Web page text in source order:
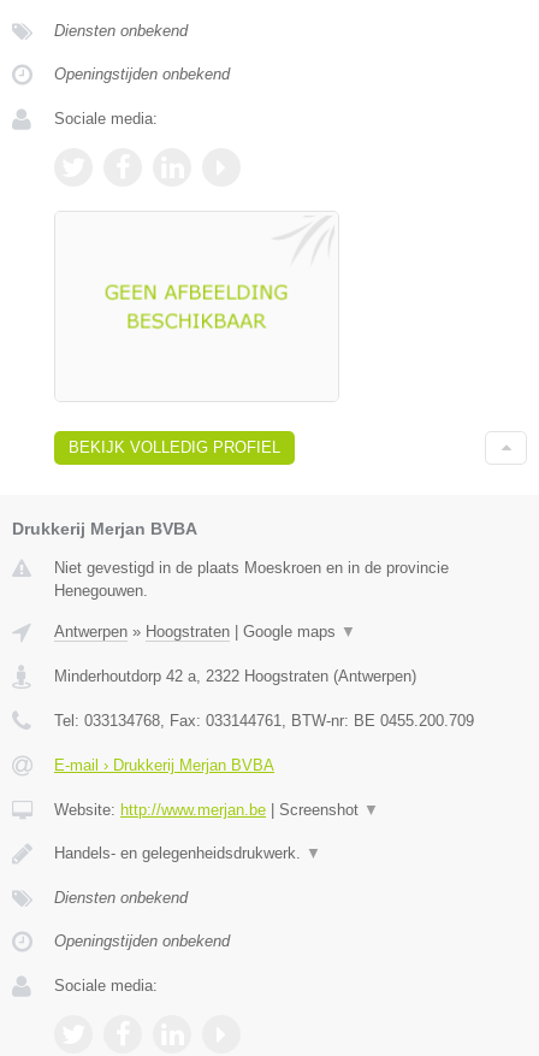
Diensten onbekend
Openingstijden onbekend
Sociale media:
BEKIJK VOLLEDIG PROFIEL
Drukkerij Merjan BVBA
Niet gevestigd in de plaats Moeskroen en in de provincie
Henegouwen.
Antwerpen » Hoogstraten | Google maps ▼
Minderhoutdorp 42 a 2322 Hoogstraten (Antwerpen)
Tel: 033134768 , Fax: 033144761 , BTW-nr: BE 0455.200.709
E-mail › Drukkerij Merjan BVBA
Website: http://www.merjan.be | Screenshot ▼
Handels- en gelegenheidsdrukwerk. ▼
Diensten onbekend
Openingstijden onbekend
Sociale media: